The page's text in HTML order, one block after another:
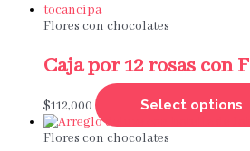
Flores con chocolates
Caja por 12 rosas con
$112,000 Select options
Flores con chocolates